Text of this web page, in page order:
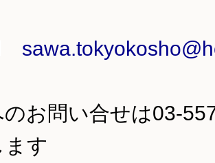
のお問い合せは03-
ます